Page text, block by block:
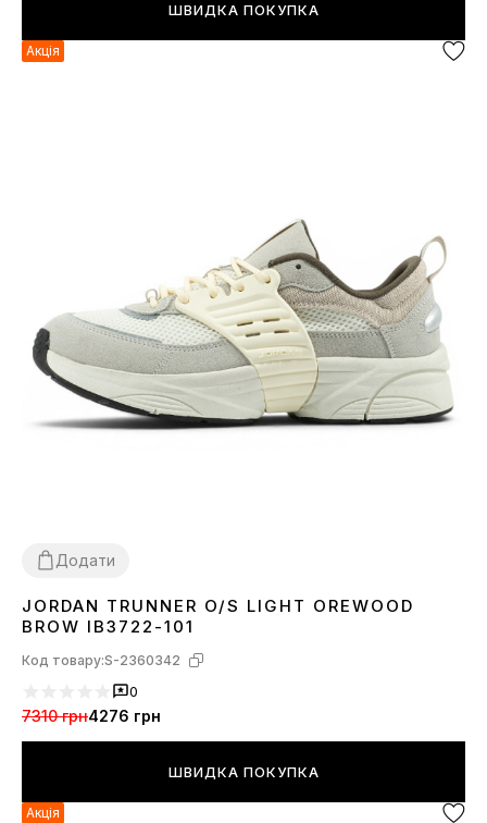
ШВИДКА ПОКУПКА
Акція
Додати
36373839 4041 424344 45
JORDAN TRUNNER O/S LIGHT OREWOOD
BROW IB3722-101
Код товару:S-2360342
0
7310 грн4276 грн
ШВИДКА ПОКУПКА
Акція